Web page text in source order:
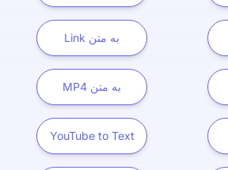
Link به متن
MP4 به متن
YouTube to Text